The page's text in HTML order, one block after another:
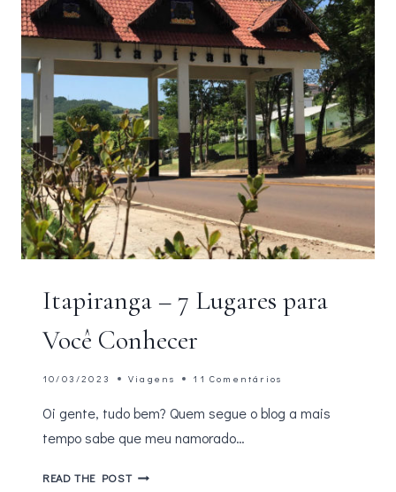
Itapiranga – 7 Lugares para
Você Conhecer
10/03/2023 Viagens 11 Comentários
Oi gente, tudo bem? Quem segue o blog a mais
tempo sabe que meu namorado…
READ THE POSTITAPIRANGA